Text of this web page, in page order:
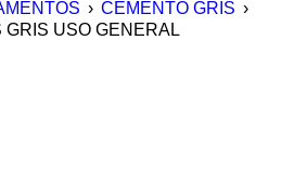
› CEMENTO GRIS ›
GRIS USO GENERAL